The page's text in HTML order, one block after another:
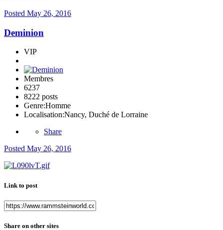
Posted May 26, 2016
Deminion
VIP
Membres
6237
8222 posts
Genre:Homme
Localisation:Nancy, Duché de Lorraine
Share
Posted May 26, 2016
Link to post
Share on other sites